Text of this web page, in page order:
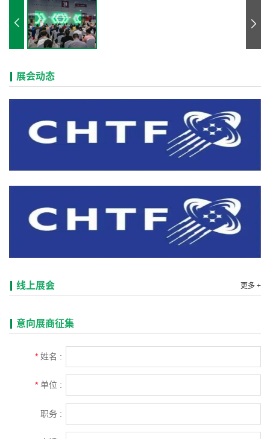
展会动态
线上展会 更多 +
意向展商征集
* 姓名 :
* 单位 :
职务 :